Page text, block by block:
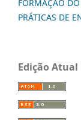
FORMAÇÃO
PRÁTICAS DE
Edição Atual